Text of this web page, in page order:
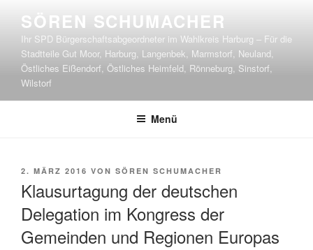
Inhalt
springen
SÖREN SCHUMACHER
Ihr SPD Bürgerschaftsabgeordneter im Wahlkreis Harburg – Für die
Stadtteile Gut Moor, Harburg, Langenbek, Marmstorf, Neuland,
Östliches Eißendorf, Östliches Heimfeld, Rönneburg, Sinstorf,
Wilstorf
Menü
VERÖFFENTLICHT
2. MÄRZ 2016 VON SÖREN SCHUMACHER
Klausurtagung der deutschen
Delegation im Kongress der
Gemeinden und Regionen Europas